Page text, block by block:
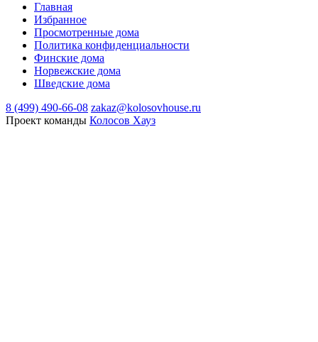
Главная
Избранное
Просмотренные дома
Политика конфиденциальности
Финские дома
Норвежские дома
Шведские дома
8 (499) 490-66-08 zakaz@kolosovhouse.ru
Проект команды Колосов Хауз